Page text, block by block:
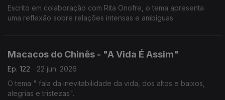
Escrito em colaboração com Rita Onofre, o tema apresenta
uma reflexão sobre relações intensas e ambíguas.
Macacos do Chinês - "A Vida É Assim"
Ep. 122
22 jun. 2026
O tema " fala da inevitabilidade da vida, dos altos e baixos,
alegrias e tristezas".